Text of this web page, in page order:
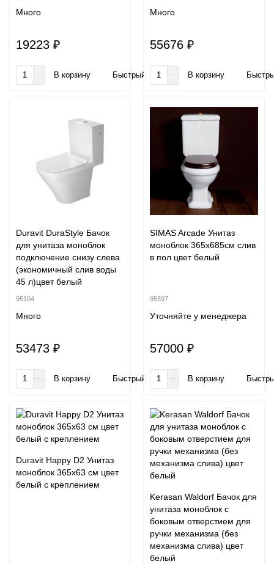
Много
19223 ₽
В корзину Быстрый заказ
Много
55676 ₽
В корзину
Duravit DuraStyle Бачок
для унитаза моноблок
подключение снизу слева
(экономичный слив воды
45 л)цвет белый
95104
Много
53473 ₽
В корзину Быстрый заказ
SIMAS Arcade Унитаз
моноблок 365х685см слив
в пол цвет белый
95397
Уточняйте у менеджера
57000 ₽
В корзину
Duravit Happy D2 Унитаз
моноблок 365х63 см цвет
белый с креплением
Kerasan Waldorf Бачок для
унитаза моноблок с
боковым отверстием для
ручки механизма (без
механизма слива) цвет
белый